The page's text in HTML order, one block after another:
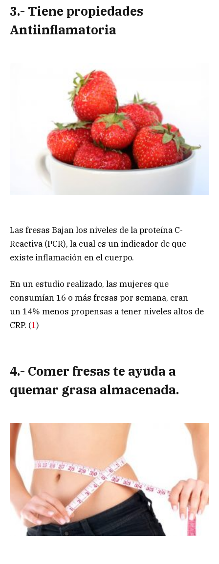
3.- Tiene propiedades
Antiinflamatoria
Las fresas Bajan los niveles de la proteína C-
Reactiva (PCR), la cual es un indicador de que
existe inflamación en el cuerpo.
En un estudio realizado, las mujeres que
consumían 16 o más fresas por semana, eran
un 14% menos propensas a tener niveles altos de
CRP. (1)
4.- Comer fresas te ayuda a
quemar grasa almacenada.